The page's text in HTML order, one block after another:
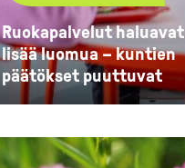
Ruokapalvelut haluavat
lisää luomua – kuntien
päätökset puuttuvat